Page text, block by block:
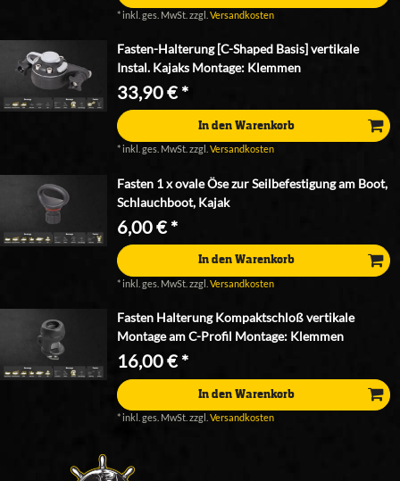
*inkl. ges. MwSt. zzgl.Versandkosten
Fasten-Halterung [C-Shaped Basis] vertikale
Instal. Kajaks Montage: Klemmen
33,90 € *
In den Warenkorb
*inkl. ges. MwSt. zzgl.Versandkosten
Fasten 1 x ovale Öse zur Seilbefestigung am Boot,
Schlauchboot, Kajak
6,00 € *
In den Warenkorb
*inkl. ges. MwSt. zzgl.Versandkosten
Fasten Halterung Kompaktschloß vertikale
Montage am C-Profil Montage: Klemmen
16,00 € *
In den Warenkorb
*inkl. ges. MwSt. zzgl.Versandkosten